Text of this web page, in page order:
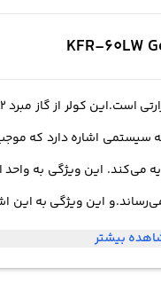
سیستمی اشاره دارد که
این ویژگی به واحد
این ویژگی به این
مصرف برق استفاده
قطعی برق کارآمد است که
بیشتر